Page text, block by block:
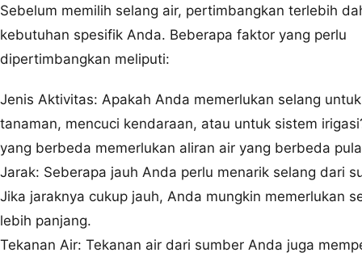
Sebelum memilih selang air, pertimbangkan terlebih
kebutuhan spesifik Anda. Beberapa faktor yang perlu
dipertimbangkan meliputi:
Jenis Aktivitas: Apakah Anda memerlukan selang
tanaman, mencuci kendaraan, atau untuk sistem
yang berbeda memerlukan aliran air yang berbeda
Jarak: Seberapa jauh Anda perlu menarik selang dari
Jika jaraknya cukup jauh, Anda mungkin memerlukan
lebih panjang.
Tekanan Air: Tekanan air dari sumber Anda juga